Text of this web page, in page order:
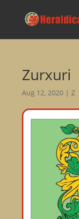
Zurxuri
Aug 12, 2020| Z